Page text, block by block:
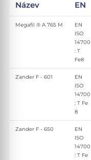
Název EN
Megafil ® A 765 M
EN
ISO
14700
: T
Fe8
Zander F - 601
EN
ISO
14700
: T Fe
8
Zander F - 650
EN
ISO
14700
: T Fe